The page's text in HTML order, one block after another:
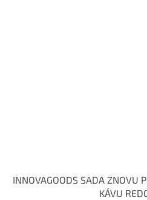
INNOVAGOODS SADA ZNOVU
KÁVU